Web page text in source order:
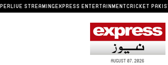
LIVE STREAMINGEXPRESS ENTERTAINMENTCRICKET
AUGUST 07, 2026